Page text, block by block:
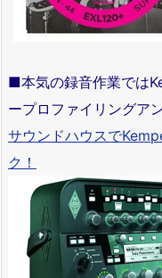
■本気の録音作業では
ープロファイリングア
サウンドハウスで
ク！